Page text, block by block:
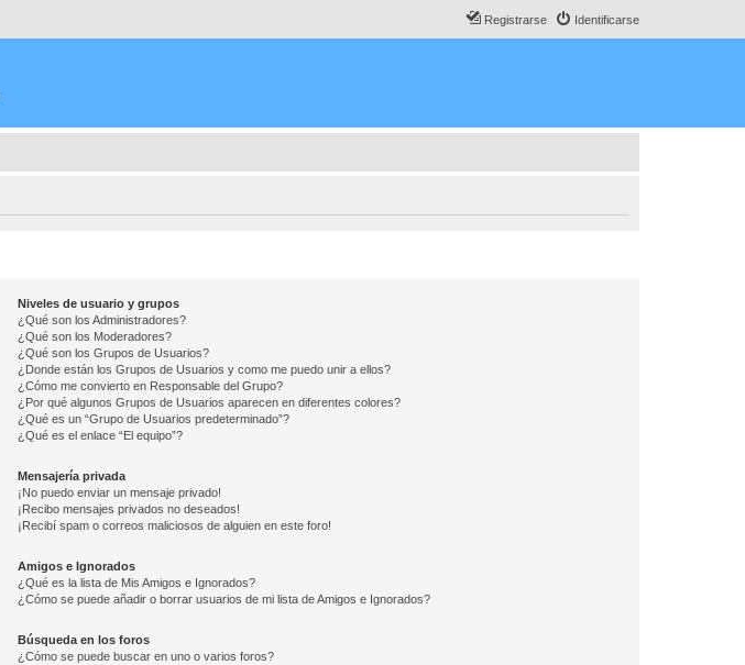
Identificarse
Registrarse
Niveles de usuario y grupos
¿Qué son los Administradores?
¿Qué son los Moderadores?
¿Qué son los Grupos de Usuarios?
¿Donde están los Grupos de Usuarios y como me puedo unir a ellos?
¿Cómo me convierto en Responsable del Grupo?
¿Por qué algunos Grupos de Usuarios aparecen en diferentes colores?
¿Qué es un “Grupo de Usuarios predeterminado”?
¿Qué es el enlace “El equipo”?
Mensajería privada
¡No puedo enviar un mensaje privado!
¡Recibo mensajes privados no deseados!
¡Recibí spam o correos maliciosos de alguien en este foro!
Amigos e Ignorados
¿Qué es la lista de Mis Amigos e Ignorados?
¿Cómo se puede añadir o borrar usuarios de mi lista de Amigos e Ignorados?
Búsqueda en los foros
¿Cómo se puede buscar en uno o varios foros?